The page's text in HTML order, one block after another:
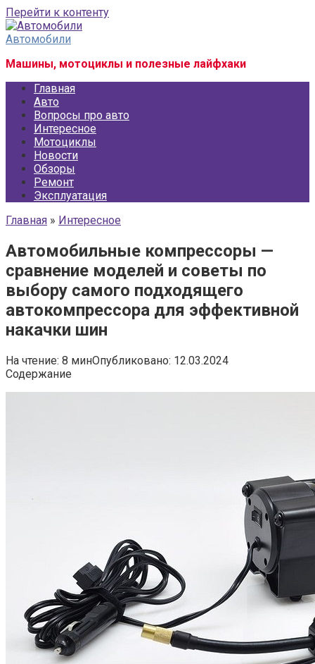
Перейти к контенту
Автомобили
Машины, мотоциклы и полезные лайфхаки
Главная
Авто
Вопросы про авто
Интересное
Мотоциклы
Новости
Обзоры
Ремонт
Эксплуатация
Главная » Интересное
Автомобильные компрессоры —
сравнение моделей и советы по
выбору самого подходящего
автокомпрессора для эффективной
накачки шин
На чтение: 8 минОпубликовано: 12.03.2024
Содержание